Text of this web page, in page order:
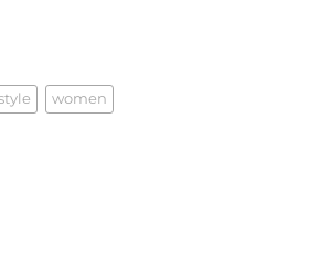
women